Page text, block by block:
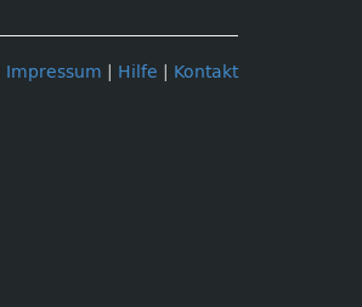
Impressum Hilfe Kontakt